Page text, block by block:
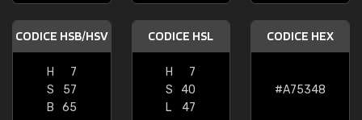
CODICE HSB/HSV
H
7
S
57
B
65
CODICE HSL
H
7
S
40
L
47
CODICE HEX
#A75348